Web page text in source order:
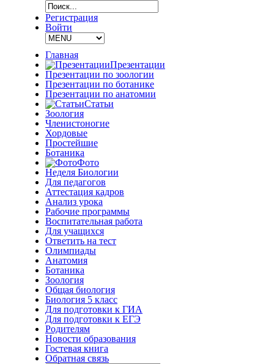
Регистрация
Войти
Главная
Презентации
Презентации по зоологии
Презентации по ботанике
Презентации по анатомии
Статьи
Зоология
Членистоногие
Хордовые
Простейшие
Ботаника
Фото
Неделя Биологии
Для педагогов
Аттестация кадров
Анализ урока
Рабочие программы
Воспитательная работа
Для учащихся
Ответить на тест
Олимпиады
Анатомия
Ботаника
Зоология
Общая биология
Биология 5 класс
Для подготовки к ГИА
Для подготовки к ЕГЭ
Родителям
Новости образования
Гостевая книга
Обратная связь